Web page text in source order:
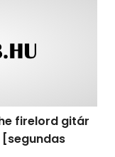
firelord gitár